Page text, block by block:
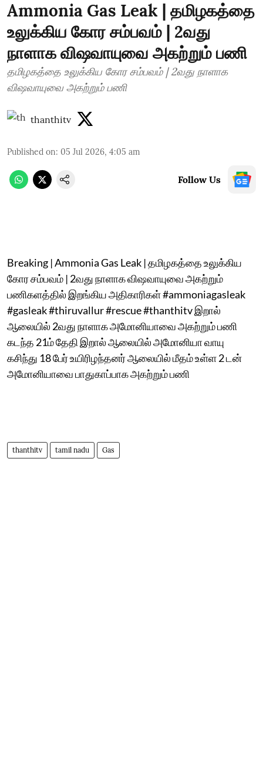
Ammonia Gas Leak | தமிழகத்தை
உலுக்கிய கோர சம்பவம் | 2வது
நாளாக விஷவாயுவை அகற்றும் பணி
தமிழகத்தை உலுக்கிய கோர சம்பவம் | 2வது நாளாக
விஷவாயுவை அகற்றும் பணி
thanthitv
Published on: 05 Jul 2026, 4:05 am
Follow Us
Breaking | Ammonia Gas Leak | தமிழகத்தை உலுக்கிய
கோர சம்பவம் | 2வது நாளாக விஷவாயுவை அகற்றும்
பணிகளத்தில் இறங்கிய அதிகாரிகள் #ammoniagasleak
#gasleak #thiruvallur #rescue #thanthitv இறால்
ஆலையில் 2வது நாளாக அமோனியாவை அகற்றும் பணி
கடந்த 21ம் தேதி இறால் ஆலையில் அமோனியா வாயு
கசிந்து 18 பேர் உயிரிழந்தனர் ஆலையில் மீதம் உள்ள 2 டன்
அமோனியாவை பாதுகாப்பாக அகற்றும் பணி
thanthitv tamil nadu Gas